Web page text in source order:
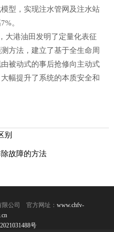
型，实现注水管网及注水站
。
港油田发明了定量化表征
方法，建立了基于全生命周
被动式的事后抢修向主动式
幅提升了系统的本质安全和
别
故障的方法
限公司 官方网址： www.chfv-
号